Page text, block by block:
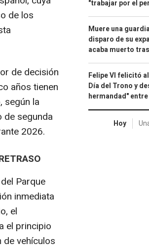
de los
de decisión
años tienen
según la
de segunda
2026.
Parque
inmediata
el
el principio
vehículos
"trabajar por el
Muere una
disparo de su
acaba muerto
Felipe VI felicitó
Día del Trono y
hermandad"
Hoy